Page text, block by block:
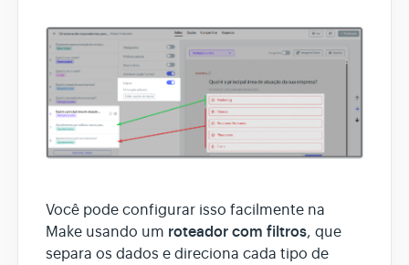
Você pode configurar isso facilmente na
Make usando um roteador com filtros, que
separa os dados e direciona cada tipo de